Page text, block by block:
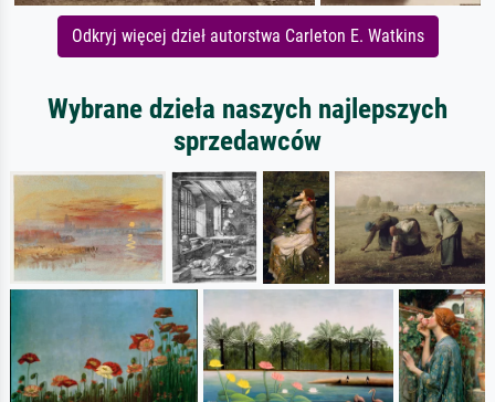
Odkryj więcej dzieł autorstwa Carleton E. Watkins
Wybrane dzieła naszych najlepszych
sprzedawców